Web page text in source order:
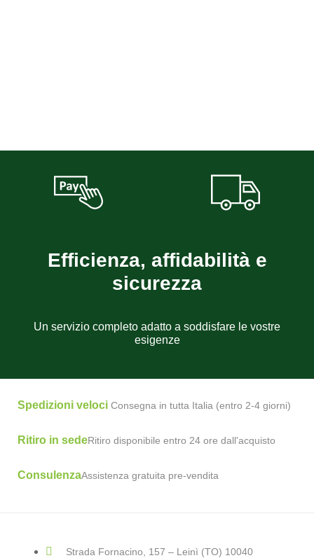
Efficienza, affidabilità e
sicurezza
Un servizio completo adatto a soddisfare le vostre
esigenze
Spedizioni veloci Consegna in tutta Italia (entro 2-4 giorni)
Ritiro in sedeRitiro disponibile entro 24 ore dall'acquisto
ConsulenzaAssistenza gratuita pre-vendita
Strada Fornacino, 157 – Leinì (TO) 10040